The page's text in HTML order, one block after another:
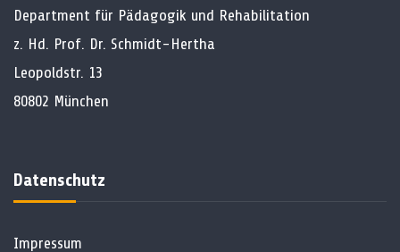
Department für Pädagogik und Rehabilitation
z. Hd. Prof. Dr. Schmidt-Hertha
Leopoldstr. 13
80802 München
Datenschutz
Impressum